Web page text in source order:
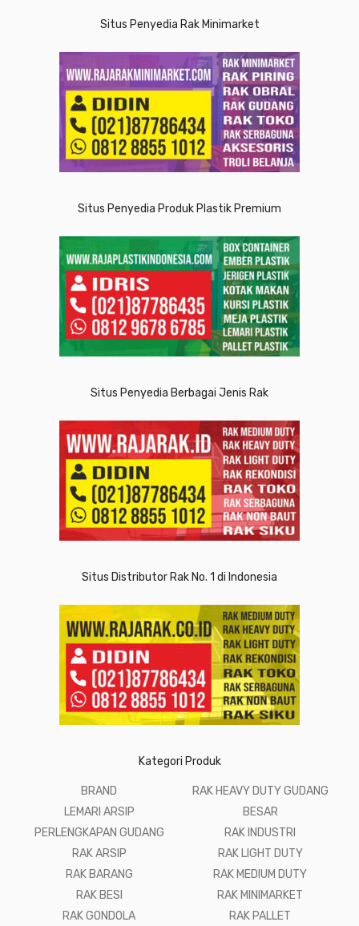
Situs Penyedia Rak Minimarket
Situs Penyedia Produk Plastik Premium
Situs Penyedia Berbagai Jenis Rak
Situs Distributor Rak No. 1 di Indonesia
Kategori Produk
BRAND
LEMARI ARSIP
PERLENGKAPAN GUDANG
RAK ARSIP
RAK BARANG
RAK BESI
RAK GONDOLA
RAK HEAVY DUTY GUDANG
BESAR
RAK INDUSTRI
RAK LIGHT DUTY
RAK MEDIUM DUTY
RAK MINIMARKET
RAK PALLET